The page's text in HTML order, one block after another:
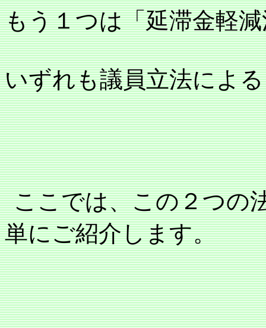
もう１つは「延滞金軽
いずれも議員立法によ
ここでは、この２つの
単にご紹介します。